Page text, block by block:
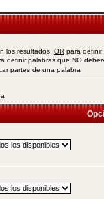
los resultados, OR para definir
definir palabras que NO
partes de una palabra